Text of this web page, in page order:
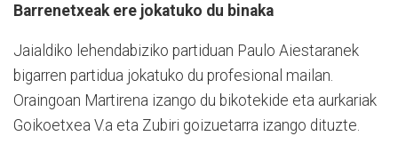
Barrenetxeak ere jokatuko du binaka
Jaialdiko lehendabiziko partiduan Paulo Aiestaranek
bigarren partidua jokatuko du profesional mailan.
Oraingoan Martirena izango du bikotekide eta aurkariak
Goikoetxea V.a eta Zubiri goizuetarra izango dituzte.